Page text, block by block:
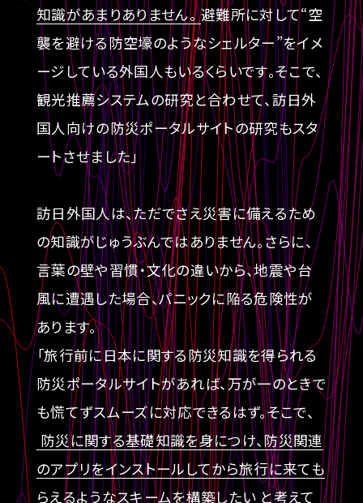
知識があまりありません。 避難所に対して“空
襲を避ける防空壕のようなシェルター”をイメ
ージしている外国人もいるくらいです。そこで、
観光推薦システムの研究と合わせて、訪日外
国人向けの防災ポータルサイトの研究もスタ
ートさせました」
訪日外国人は、ただでさえ災害に備えるため
の知識がじゅうぶんではありません。さらに、
言葉の壁や習慣・文化の違いから、地震や台
風に遭遇した場合、パニックに陥る危険性が
あります。
「旅行前に日本に関する防災知識を得られる
防災ポータルサイトがあれば、万が一のときで
も慌てずスムーズに対応できるはず。そこで、
防災に関する基礎知識を身につけ、防災関連
のアプリをインストールしてから旅行に来ても
らえるようなスキームを構築したい と考えて